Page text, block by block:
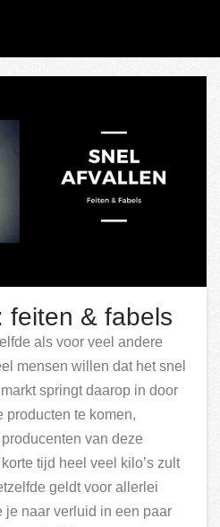
feiten & fabels
als voor veel andere
mensen willen dat het snel
springt daarop in door
producten te komen,
van deze
korte tijd heel veel kilo’s zult
geldt voor allerlei
je naar verluid in een paar